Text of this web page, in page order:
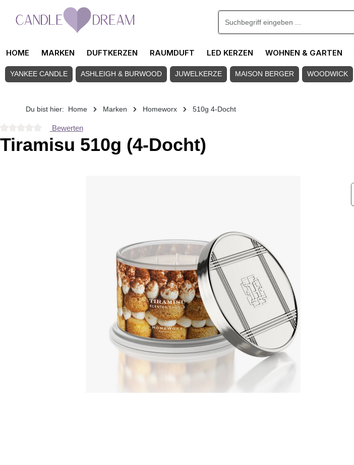
Zum Hauptinhalt springen
HOME MARKEN DUFTKERZEN RAUMDUFT LED KERZEN WOHNEN & GARTEN
YANKEE CANDLE ASHLEIGH & BURWOOD JUWELKERZE MAISON BERGER WOODWICK
Du bist hier: Home Marken Homeworx 510g 4-Docht
Durchschnittliche Bewertung von 0 von 5 Sternen
Bewerten
Tiramisu 510g (4-Docht)